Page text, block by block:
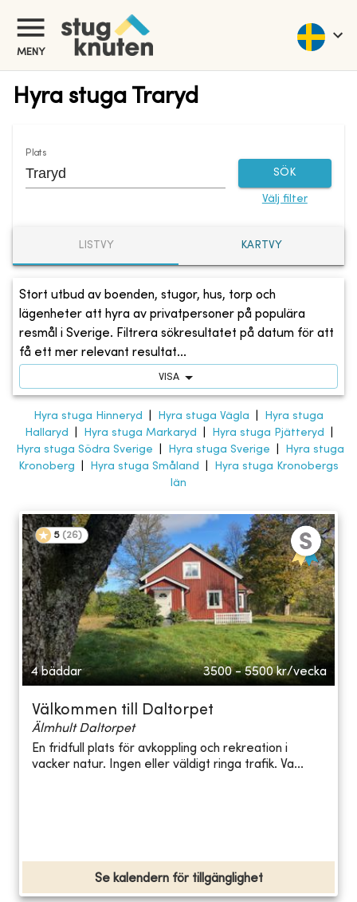
MENY
Hyra stuga Traryd
Plats
SÖK
Välj filter
LISTVY KARTVY
Stort utbud av boenden, stugor, hus, torp och
lägenheter att hyra av privatpersoner på populära
resmål i Sverige. Filtrera sökresultatet på datum för att
få ett mer relevant resultat...
VISA
Hyra stuga Hinneryd Hyra stuga Vägla
Hyra stuga
Hallaryd
Hyra stuga Markaryd Hyra stuga Pjätteryd
Hyra stuga Södra Sverige
Hyra stuga Sverige
Hyra stuga
Kronoberg
Hyra stuga Småland
Hyra stuga Kronobergs
län
5 (26)
4 bäddar 3500 - 5500 kr/vecka
Välkommen till Daltorpet
Älmhult Daltorpet
En fridfull plats för avkoppling och rekreation i
vacker natur. Ingen eller väldigt ringa trafik. Va...
Se kalendern för tillgänglighet